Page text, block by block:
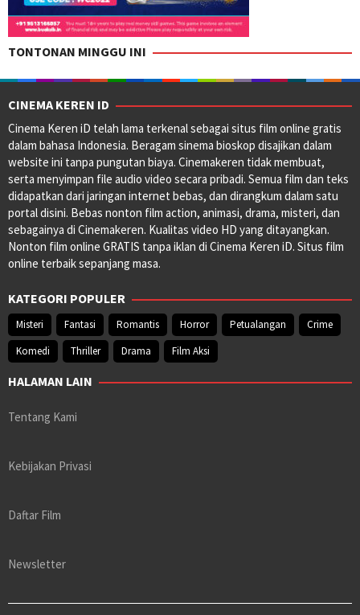
TONTONAN MINGGU INI
CINEMA KEREN ID
Cinema Keren iD telah lama terkenal sebagai situs film online gratis
dalam bahasa Indonesia. Beragam sinema bioskop disajikan dalam
website ini tanpa pungutan biaya. Cinemakeren tidak membuat,
serta menyimpan file audio video secara pribadi. Semua film dan teks
didapatkan dari jaringan internet bebas, dan dirangkum dalam satu
portal disini. Bebas nonton film action, animasi, drama, misteri, dan
sebagainya di Cinemakeren. Kualitas video HD yang ditayangkan.
Nonton film online GRATIS tanpa iklan di Cinema Keren iD. Situs film
online terbaik sepanjang masa.
KATEGORI POPULER
Misteri Fantasi Romantis Horror Petualangan
Crime
Komedi
Thriller Drama Film Aksi
HALAMAN LAIN
Tentang Kami
Kebijakan Privasi
Daftar Film
Newsletter